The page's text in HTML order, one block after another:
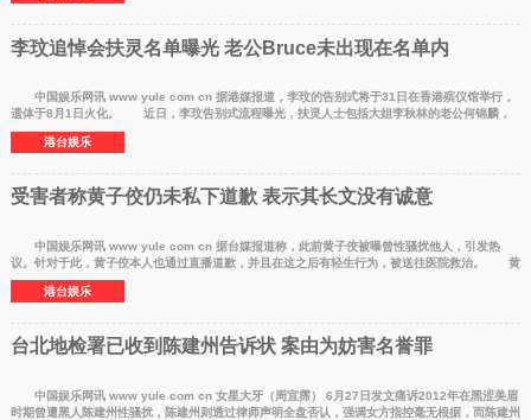
李玟追悼会扶灵名单曝光 老公Bruce未出现在名单内
中国娱乐网讯 www yule com cn 据港媒报道，李玟的告别式将于31日在香港殡仪馆举行，
遗体于8月1日火化。 近日，李玟告别式流程曝光，扶灵人士包括大姐李秋林的老公何锦麟，
及曾在音乐
港台娱乐
受害者称黄子佼仍未私下道歉 表示其长文没有诚意
中国娱乐网讯 www yule com cn 据台媒报道称，此前黄子佼被曝曾性骚扰他人，引发热
议。针对于此，黄子佼本人也通过直播道歉，并且在这之后有轻生行为，被送往医院救治。 黄
子佼本人在脱
港台娱乐
台北地检署已收到陈建州告诉状 案由为妨害名誉罪
中国娱乐网讯 www yule com cn 女星大牙（周宜霈） 6月27日发文痛诉2012年在黑涩美眉
时期曾遭黑人陈建州性骚扰，陈建州则透过律师声明全盘否认，强调女方指控毫无根据，而陈建州